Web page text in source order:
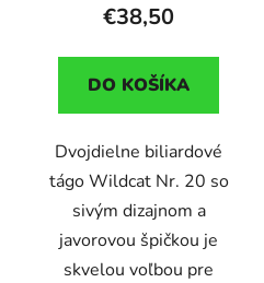
€38,50
DO KOŠÍKA
Dvojdielne biliardové
tágo Wildcat Nr. 20 so
sivým dizajnom a
javorovou špičkou je
skvelou voľbou pre